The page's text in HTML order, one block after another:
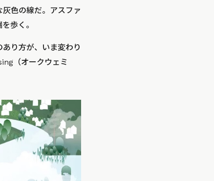
色の線だ。アスファ
歩く。
り方が、いま変わり
（オークウェミ